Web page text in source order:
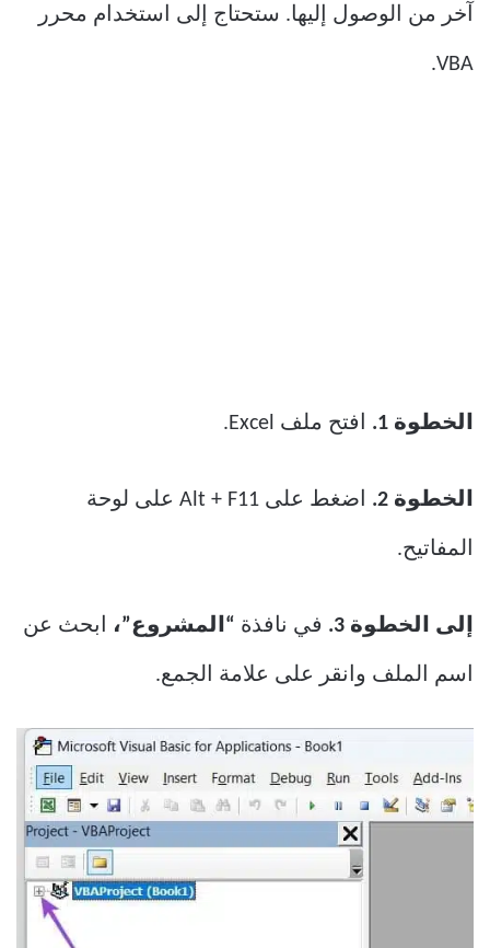
آخر من الوصول إليها. ستحتاج إلى استخدام محرر
VBA.
الخطوة 1. افتح ملف Excel.
الخطوة 2. اضغط على Alt + F11 على لوحة
المفاتيح.
إلى الخطوة 3. في نافذة “المشروع”، ابحث عن
اسم الملف وانقر على علامة الجمع.